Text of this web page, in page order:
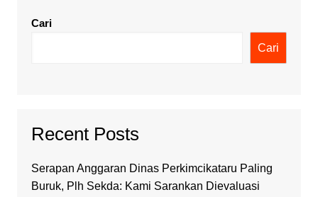
Cari
Cari
Recent Posts
Serapan Anggaran Dinas Perkimcikataru Paling
Buruk, Plh Sekda: Kami Sarankan Dievaluasi